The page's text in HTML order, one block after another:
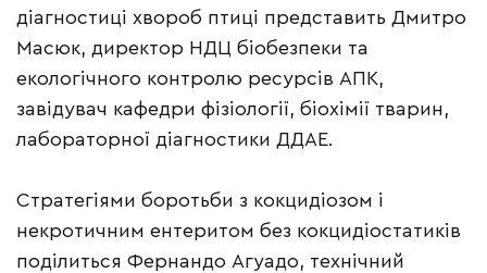
діагностиці хвороб птиці представить Дмитро
Масюк, директор НДЦ біобезпеки та
екологічного контролю ресурсів АПК,
завідувач кафедри фізіології, біохімії тварин,
лабораторної діагностики ДДАЕ.
Стратегіями боротьби з кокцидіозом і
некротичним ентеритом без кокцидіостатиків
поділиться Фернандо Агуадо, технічний